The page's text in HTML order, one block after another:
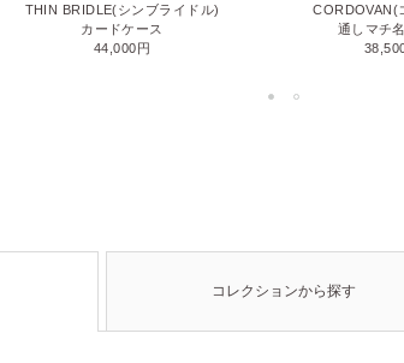
THIN BRIDLE(シンブライドル)
カードケース
44,000円
CORDOVAN(
通しマチ
コレクションから探す